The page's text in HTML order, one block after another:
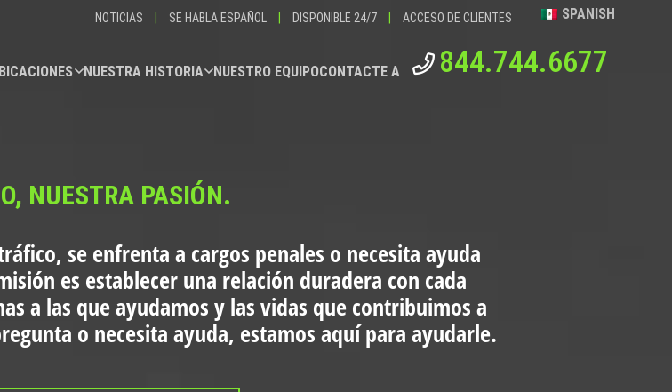
NOTICIAS | SE HABLA ESPAÑOL | DISPONIBLE 24/7 | ACCESO DE CLIENTES SPANISH
NUESTRA HISTORIA NUESTRO EQUIPOCONTACTE A 844.744.6677
NUESTRA PASIÓN.
se enfrenta a cargos penales o necesita ayuda
es establecer una relación duradera con cada
a las que ayudamos y las vidas que contribuimos a
o necesita ayuda, estamos aquí para ayudarle.